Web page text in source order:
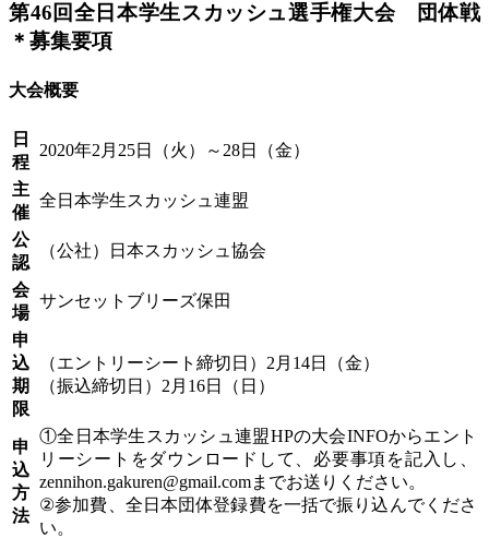
第46回全日本学生スカッシュ選手権大会 団体戦
＊募集要項
大会概要
日
程
2020年2月25日（火）～28日（金）
主
催
全日本学生スカッシュ連盟
公
認
（公社）日本スカッシュ協会
会
場
サンセットブリーズ保田
申
込
期
限
（エントリーシート締切日）2月14日（金）
（振込締切日）2月16日（日）
申
込
方
法
①全日本学生スカッシュ連盟HPの大会INFOからエント
リーシートをダウンロードして、必要事項を記入し、
zennihon.gakuren@gmail.comまでお送りください。
②参加費、全日本団体登録費を一括で振り込んでくださ
い。